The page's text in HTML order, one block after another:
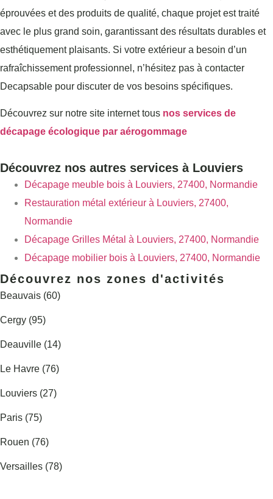
éprouvées et des produits de qualité, chaque projet est traité
avec le plus grand soin, garantissant des résultats durables et
esthétiquement plaisants. Si votre extérieur a besoin d’un
rafraîchissement professionnel, n’hésitez pas à contacter
Decapsable pour discuter de vos besoins spécifiques.
Découvrez sur notre site internet tous nos services de
décapage écologique par aérogommage
Découvrez nos autres services à Louviers
Décapage meuble bois à Louviers, 27400, Normandie
Restauration métal extérieur à Louviers, 27400,
Normandie
Décapage Grilles Métal à Louviers, 27400, Normandie
Décapage mobilier bois à Louviers, 27400, Normandie
Découvrez nos zones d'activités
Beauvais (60)
Cergy (95)
Deauville (14)
Le Havre (76)
Louviers (27)
Paris (75)
Rouen (76)
Versailles (78)